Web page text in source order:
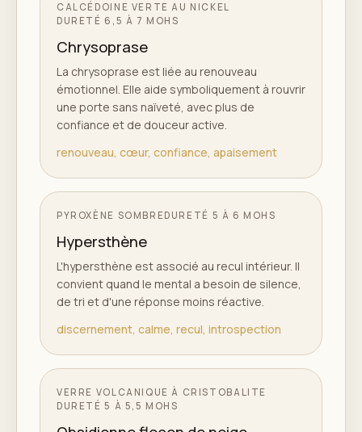
CALCÉDOINE VERTE AU NICKEL
DURETÉ 6,5 À 7 MOHS
Chrysoprase
La chrysoprase est liée au renouveau
émotionnel. Elle aide symboliquement à rouvrir
une porte sans naïveté, avec plus de
confiance et de douceur active.
renouveau, cœur, confiance, apaisement
PYROXÈNE SOMBREDURETÉ 5 À 6 MOHS
Hypersthène
L'hypersthène est associé au recul intérieur. Il
convient quand le mental a besoin de silence,
de tri et d'une réponse moins réactive.
discernement, calme, recul, introspection
VERRE VOLCANIQUE À CRISTOBALITE
DURETÉ 5 À 5,5 MOHS